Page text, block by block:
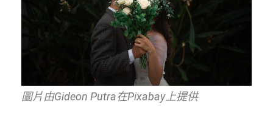
圖片由Gideon Putra在Pixabay上提供